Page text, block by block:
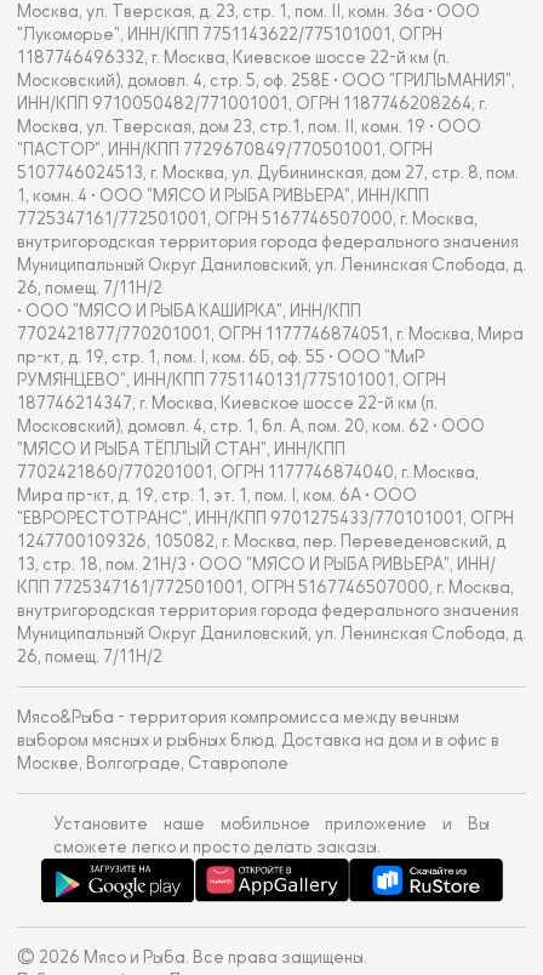
Москва, ул. Тверская, д. 23, стр. 1, пом. II, комн. 36а • ООО
"Лукоморье", ИНН/КПП 7751143622/775101001, ОГРН
1187746496332, г. Москва, Киевское шоссе 22-й км (п.
Московский), домовл. 4, стр. 5, оф. 258Е • ООО "ГРИЛЬМАНИЯ",
ИНН/КПП 9710050482/771001001, ОГРН 1187746208264, г.
Москва, ул. Тверская, дом 23, стр.1, пом. II, комн. 19 • ООО
"ПАСТОР", ИНН/КПП 7729670849/770501001, ОГРН
5107746024513, г. Москва, ул. Дубининская, дом 27, стр. 8, пом.
1, комн. 4 • ООО "МЯСО И РЫБА РИВЬЕРА", ИНН/КПП
7725347161/772501001, ОГРН 5167746507000, г. Москва,
внутригородская территория города федерального значения
Муниципальный Округ Даниловский, ул. Ленинская Слобода, д.
26, помещ. 7/11Н/2
• ООО "МЯСО И РЫБА КАШИРКА", ИНН/КПП
7702421877/770201001, ОГРН 1177746874051, г. Москва, Мира
пр-кт, д. 19, стр. 1, пом. I, ком. 6Б, оф. 55 • ООО "МиР
РУМЯНЦЕВО", ИНН/КПП 7751140131/775101001, ОГРН
187746214347, г. Москва, Киевское шоссе 22-й км (п.
Московский), домовл. 4, стр. 1, бл. А, пом. 20, ком. 62 • ООО
"МЯСО И РЫБА ТЁПЛЫЙ СТАН", ИНН/КПП
7702421860/770201001, ОГРН 1177746874040, г. Москва,
Мира пр-кт, д. 19, стр. 1, эт. 1, пом. I, ком. 6А • ООО
"ЕВРОРЕСТОТРАНС", ИНН/КПП 9701275433/770101001, ОГРН
1247700109326, 105082, г. Москва, пер. Переведеновский, д
13, стр. 18, пом. 21Н/3 • ООО "МЯСО И РЫБА РИВЬЕРА", ИНН/
КПП 7725347161/772501001, ОГРН 5167746507000, г. Москва,
внутригородская территория города федерального значения
Муниципальный Округ Даниловский, ул. Ленинская Слобода, д.
26, помещ. 7/11Н/2
Мясо&Рыба - территория компромисса между вечным
выбором мясных и рыбных блюд. Доставка на дом и в офис в
Москве, Волгограде, Ставрополе
Установите наше мобильное приложение и Вы
сможете легко и просто делать заказы.
© 2026 Мясо и Рыба. Все права защищены.